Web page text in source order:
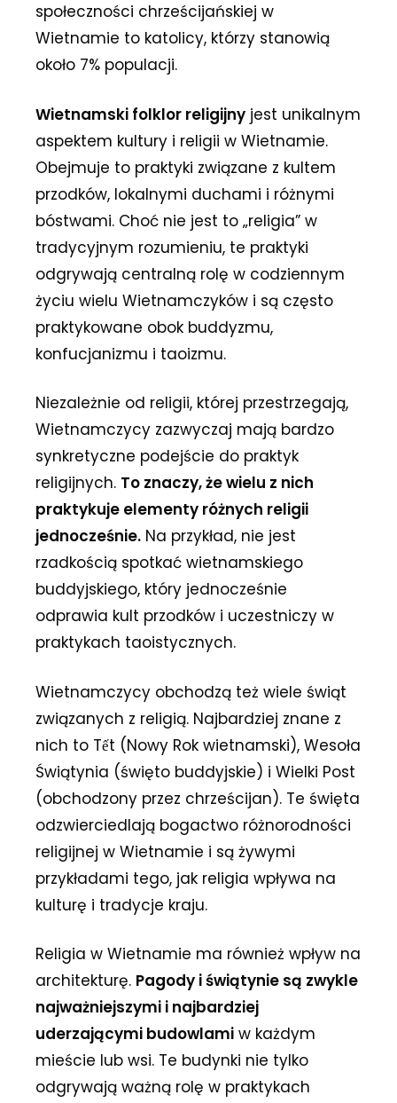
społeczności chrześcijańskiej w
Wietnamie to katolicy, którzy stanowią
około 7% populacji.
Wietnamski folklor religijny jest unikalnym
aspektem kultury i religii w Wietnamie.
Obejmuje to praktyki związane z kultem
przodków, lokalnymi duchami i różnymi
bóstwami. Choć nie jest to „religia” w
tradycyjnym rozumieniu, te praktyki
odgrywają centralną rolę w codziennym
życiu wielu Wietnamczyków i są często
praktykowane obok buddyzmu,
konfucjanizmu i taoizmu.
Niezależnie od religii, której przestrzegają,
Wietnamczycy zazwyczaj mają bardzo
synkretyczne podejście do praktyk
religijnych. To znaczy, że wielu z nich
praktykuje elementy różnych religii
jednocześnie. Na przykład, nie jest
rzadkością spotkać wietnamskiego
buddyjskiego, który jednocześnie
odprawia kult przodków i uczestniczy w
praktykach taoistycznych.
Wietnamczycy obchodzą też wiele świąt
związanych z religią. Najbardziej znane z
nich to Tết (Nowy Rok wietnamski), Wesoła
Świątynia (święto buddyjskie) i Wielki Post
(obchodzony przez chrześcijan). Te święta
odzwierciedlają bogactwo różnorodności
religijnej w Wietnamie i są żywymi
przykładami tego, jak religia wpływa na
kulturę i tradycje kraju.
Religia w Wietnamie ma również wpływ na
architekturę. Pagody i świątynie są zwykle
najważniejszymi i najbardziej
uderzającymi budowlami w każdym
mieście lub wsi. Te budynki nie tylko
odgrywają ważną rolę w praktykach